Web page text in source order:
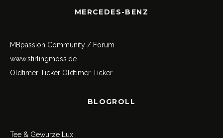
MERCEDES-BENZ
MBpassion Community / Forum
www.stirlingmoss.de
Oldtimer Ticker Oldtimer Ticker
BLOGROLL
Tee & Gewürze Lux